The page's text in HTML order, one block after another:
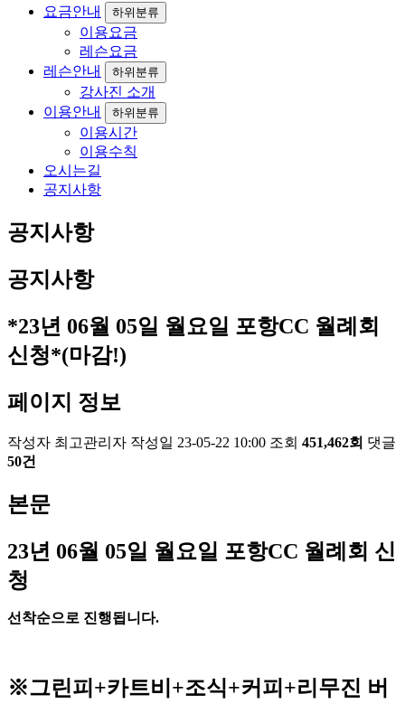
요금안내
하위분류
이용요금
레슨요금
레슨안내
하위분류
강사진 소개
이용안내
하위분류
이용시간
이용수칙
오시는길
공지사항
공지사항
공지사항
*23년 06월 05일 월요일 포항CC 월례회
신청*(마감!)
페이지 정보
작성자 최고관리자 작성일 23-05-22 10:00 조회 451,462회 댓글
50건
본문
23년 06월 05일 월요일 포항CC 월례회 신
청
선착순으로 진행됩니다.
※그린피 +카트비 +조식+커피+리무진 버